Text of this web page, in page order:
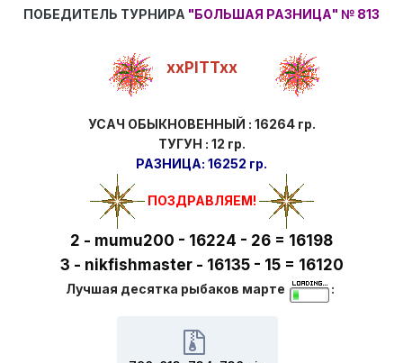
ПОБЕДИТЕЛЬ ТУРНИРА "БОЛЬШАЯ РАЗНИЦА" № 813
xxPITTxx
УСАЧ ОБЫКНОВЕННЫЙ : 16264 гр.
ТУГУН : 12 гр.
РАЗНИЦА: 16252 гр.
ПОЗДРАВЛЯЕМ!
2 - mumu200 - 16224 - 26 = 16198
3 - nikfishmaster - 16135 - 15 = 16120
Лучшая десятка рыбаков марте :